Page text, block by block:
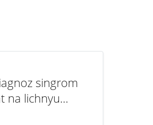
singrom
na lichnyu